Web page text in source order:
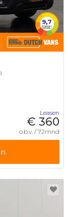
Leasen
€ 360
o.b.v. / 72mnd